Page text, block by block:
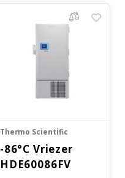
Thermo Scientific
-86°C Vriezer
HDE60086FV